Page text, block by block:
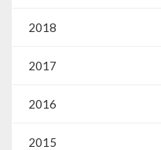
2018
2017
2016
2015